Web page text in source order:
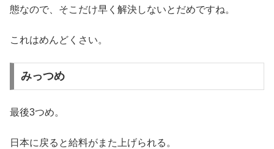
態なので、そこだけ早く解決しないとだめですね。
これはめんどくさい。
みっつめ
最後3つめ。
日本に戻ると給料がまた上げられる。